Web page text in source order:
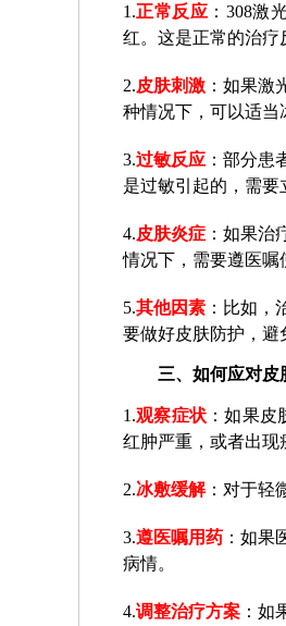
1.正常反应 ：308激
红。这是正常的治疗
2.皮肤刺激 ：如果
种情况下，可以适当
3.过敏反应 ：部分
是过敏引起的，需要
4.皮肤炎症 ：如果
情况下，需要遵医嘱
5.其他因素 ：比如
要做好皮肤防护，避
三、如何应对皮
1.观察症状 ：如果
红肿严重，或者出现
2.冰敷缓解：对于轻
3.遵医嘱用药 ：如
病情。
4.调整治疗方案 ：如